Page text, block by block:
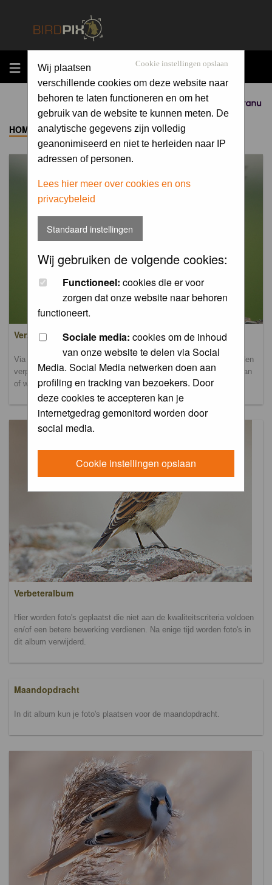
MENU
Sponsored by
Cookie instellingen opslaan
Wij plaatsen
verschillende cookies om deze website naar
behoren te laten functioneren en om het
gebruik van de website te kunnen meten. De
analytische gegevens zijn volledig
geanonimiseerd en niet te herleiden naar IP
adressen of personen.
Lees hier meer over cookies en ons
privacybeleid
Standaard instellingen
Wij gebruiken de volgende cookies:
Functioneel: cookies die er voor
zorgen dat onze website naar behoren
functioneert.
Sociale media: cookies om de inhoud
van onze website te delen via Social
Media. Social Media netwerken doen aan
profiling en tracking van bezoekers. Door
deze cookies te accepteren kan je
internetgedrag gemonitord worden door
social media.
Cookie instellingen opslaan
HOME ->ALBUM
Verzamel- en uploadalbum
Via dit album kun je foto's uploaden. Onderscheidende foto's worden
verplaatst naar de database-albums. Andere foto's blijven hier staan
of worden verplaatst naar het verbeteralbum.
Verbeteralbum
Hier worden foto's geplaatst die niet aan de kwaliteitscriteria voldoen
en/of een betere bewerking verdienen. Na enige tijd worden foto's in
dit album verwijderd.
Maandopdracht
In dit album kun je foto's plaatsen voor de maandopdracht.